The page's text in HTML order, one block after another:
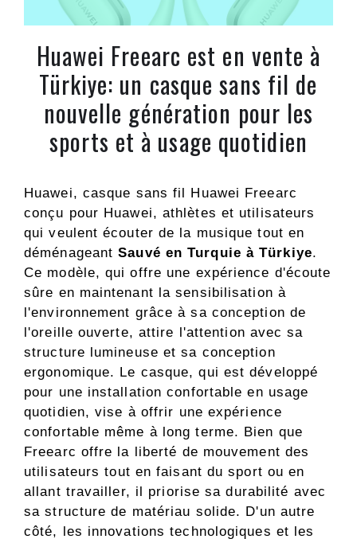
Huawei Freearc est en vente à
Türkiye: un casque sans fil de
nouvelle génération pour les
sports et à usage quotidien
Huawei, casque sans fil Huawei Freearc
conçu pour Huawei, athlètes et utilisateurs
qui veulent écouter de la musique tout en
déménageantSauvé en Turquie à Türkiye.
Ce modèle, qui offre une expérience d'écoute
sûre en maintenant la sensibilisation à
l'environnement grâce à sa conception de
l'oreille ouverte, attire l'attention avec sa
structure lumineuse et sa conception
ergonomique. Le casque, qui est développé
pour une installation confortable en usage
quotidien, vise à offrir une expérience
confortable même à long terme. Bien que
Freearc offre la liberté de mouvement des
utilisateurs tout en faisant du sport ou en
allant travailler, il priorise sa durabilité avec
sa structure de matériau solide. D'un autre
côté, les innovations technologiques et les